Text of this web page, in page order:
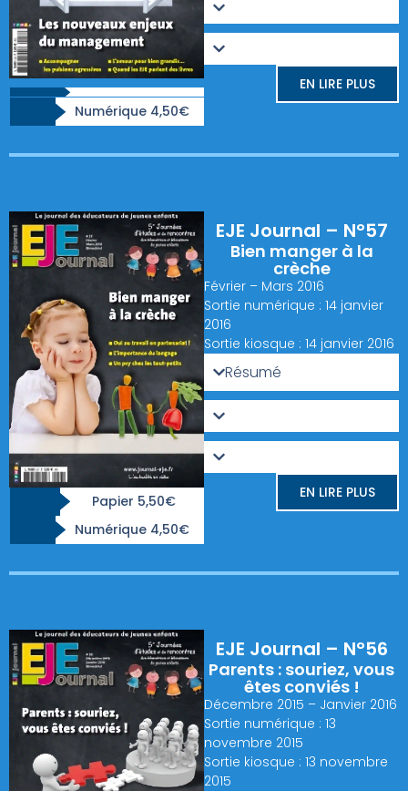
Numérique 4,50€
EN LIRE PLUS
Papier 5,50€
Numérique 4,50€
EJE Journal – N°57
Bien manger à la
crèche
Février – Mars 2016
Sortie numérique : 14 janvier
2016
Sortie kiosque : 14 janvier 2016
Résumé
EN LIRE PLUS
EJE Journal – N°56
Parents : souriez, vous
êtes conviés !
Décembre 2015 – Janvier 2016
Sortie numérique : 13
novembre 2015
Sortie kiosque : 13 novembre
2015